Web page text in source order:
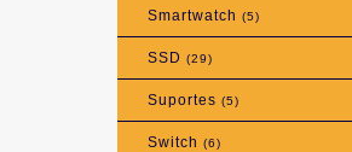
Smartwatch (5)
SSD (29)
Suportes (5)
Switch (6)